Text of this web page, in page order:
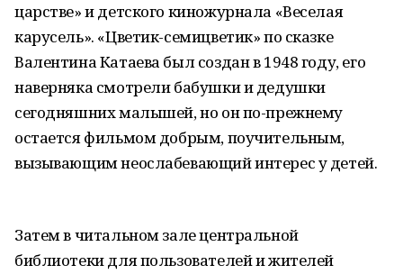
царстве» и детского киножурнала «Веселая
карусель». «Цветик-семицветик» по сказке
Валентина Катаева был создан в 1948 году, его
наверняка смотрели бабушки и дедушки
сегодняшних малышей, но он по-прежнему
остается фильмом добрым, поучительным,
вызывающим неослабевающий интерес у детей.
Затем в читальном зале центральной
библиотеки для пользователей и жителей